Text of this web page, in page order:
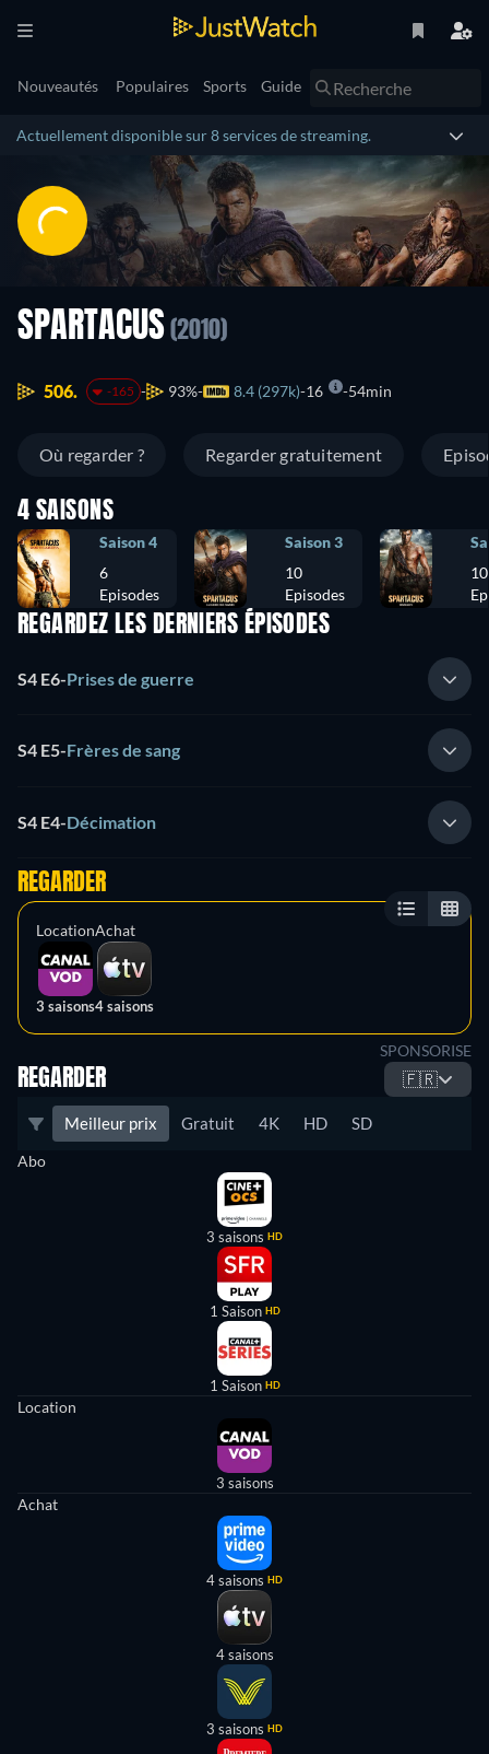
Nouveautés Populaires Sports Guide
Actuellement disponible sur 8 services de streaming.
SPARTACUS (2010)
506. -165 93% 8.4 (297k) 16 54min
Où regarder ? Regarder gratuitement
4 SAISONS
Saison 4
6
Episodes
Saison 3
10
Episodes
10
REGARDEZ LES DERNIERS ÉPISODES
S4 E6-Prises de guerre
S4 E5-Frères de sang
S4 E4-Décimation
REGARDER
Location
3 saisons
Achat
4 saisons
SPONSORISE
REGARDER 🇫🇷
Meilleur prix Gratuit 4K HD SD
Abo
3 saisons HD
1 Saison HD
1 Saison HD
Location
3 saisons
Achat
4 saisons HD
4 saisons
3 saisons HD